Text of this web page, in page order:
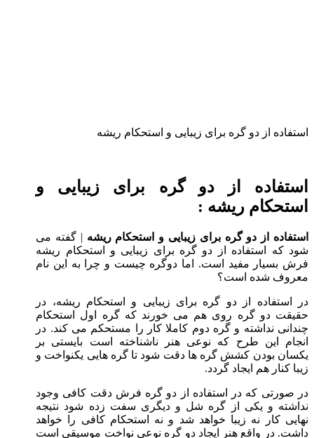
استفاده از دو گره برای زیبایی و استحکام ریشه
استفاده از دو گره برای زیبایی و
استحکام ریشه :
استفاده از دو گره برای زیبایی و استحکام ریشه | گفته می
شود که استفاده از دو گره برای زیبایی و استحکام ریشه
فرش بسیار مفید است. اما دوگره چیست و چرا به این نام
معروف شده است؟
در استفاده از دو گره برای زیبایی و استحکام ریشه، در
حقیقت دو گره روی هم می خورند که گره اول استحکام
چندانی نداشته و گره دوم کاملا کار را مستحکم می کند. در
انجام این طرح که نوعی هنر ناشناخته است بایستی بر
یکسان بودن کشش گره ها دقت شود تا گره هایی یکنواخت و
زیبا کنار هم ایجاد گردد.
در صورتی که در استفاده از دو گره فرش دقت کافی وجود
نداشته و یکی از گره شل و دیگری سفت زده شود نتیجه
نهایی کار نه زیبا خواهد شد و نه استحکام کافی را خواهد
داشت. در واقع هنر ایجاد دو گره نوعی نواخت موسیقی است